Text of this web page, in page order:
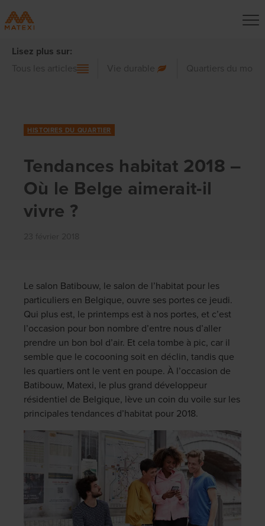
Lisez plus sur:
Tous les articles
Vie durable Quartiers du
HISTOIRES DU QUARTIER
Tendances habitat 2018 –
Où le Belge aimerait-il
vivre ?
Le salon Batibouw, le salon de l’habitat pour les
particuliers en Belgique, ouvre ses portes ce jeudi.
Qui plus est, le printemps est à nos portes, et c’est
l’occasion pour bon nombre d’entre nous d’aller
prendre un bon bol d’air. Et cela tombe à pic, car il
semble que le cocooning soit en déclin, tandis que
les quartiers ont le vent en poupe. À l’occasion de
Batibouw, Matexi, le plus grand développeur
résidentiel de Belgique, lève un coin du voile sur les
principales tendances d’habitat pour 2018.